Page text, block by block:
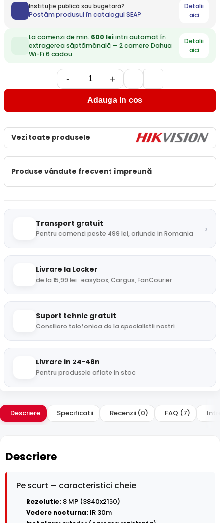
Instituție publică sau bugetară?
Postăm produsul în catalogul SEAP
Detalii
aici
La comenzi de min. 600 leiintri automat în
extragerea săptămânală — 2 camere Dahua
Wi-Fi 6 cadou.
Detalii
aici
- +
Adauga in cos
Vezi toate produsele
Produse vândute frecvent împreună
Transport gratuit
Pentru comenzi peste 499 lei, oriunde in Romania ›
Livrare la Locker
de la 15,99 lei · easybox, Cargus, FanCourier
Suport tehnic gratuit
Consiliere telefonica de la specialistii nostri
Livrare in 24-48h
Pentru produsele aflate in stoc
Descriere Specificatii Recenzii (0) FAQ (7)
Descriere
Pe scurt — caracteristici cheie
Rezolutie: 8 MP (3840x2160)
Vedere nocturna: IR 30m